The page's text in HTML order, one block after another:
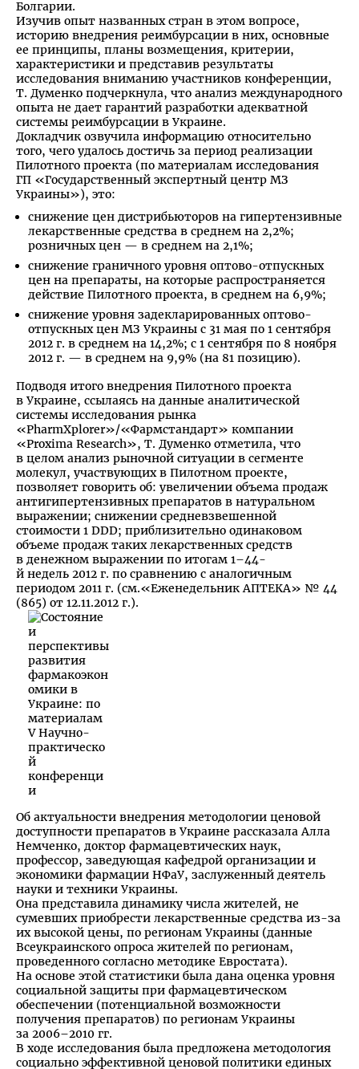
Болгарии.
Изучив опыт названных стран в этом вопросе,
историю внедрения реимбурсации в них, основные
ее принципы, планы возмещения, критерии,
характеристики и представив результаты
исследования вниманию участников конференции,
Т. Думенко подчеркнула, что анализ международного
опыта не дает гарантий разработки адекватной
системы реимбурсации в Украине.
Докладчик озвучила информацию относительно
того, чего удалось достичь за период реализации
Пилотного проекта (по материалам исследования
ГП «Государственный экспертный центр МЗ
Украины»), это:
снижение цен дистрибьюторов на гипертензивные
лекарственные средства в среднем на 2,2%;
розничных цен — в среднем на 2,1%;
снижение граничного уровня оптово-отпускных
цен на препараты, на которые распространяется
действие Пилотного проекта, в среднем на 6,9%;
снижение уровня задекларированных оптово-
отпускных цен МЗ Украины с 31 мая по 1 сентября
2012 г. в среднем на 14,2%; с 1 сентября по 8 ноября
2012 г. — в среднем на 9,9% (на 81 позицию).
Подводя итого внедрения Пилотного проекта
в Украине, ссылаясь на данные аналитической
системы исследования рынка
«PharmXplorer»/«Фармстандарт» компании
«Proxima Research», Т. Думенко отметила, что
в целом анализ рыночной ситуации в сегменте
молекул, участвующих в Пилотном проекте,
позволяет говорить об: увеличении объема продаж
антигипертензивных препаратов в натуральном
выражении; снижении средневзвешенной
стоимости 1 DDD; приблизительно одинаковом
объеме продаж таких лекарственных средств
в денежном выражении по итогам 1–44-
й недель 2012 г. по сравнению с аналогичным
периодом 2011 г. (см.«Еженедельник АПТЕКА» № 44
(865) от 12.11.2012 г.).
Об актуальности внедрения методологии ценовой
доступности препаратов в Украине рассказала Алла
Немченко, доктор фармацевтических наук,
профессор, заведующая кафедрой организации и
экономики фармации НФаУ, заслуженный деятель
науки и техники Украины.
Она представила динамику числа жителей, не
сумевших приобрести лекарственные средства из-за
их высокой цены, по регионам Украины (данные
Всеукраинского опроса жителей по регионам,
проведенного согласно методике Евростата).
На основе этой статистики была дана оценка уровня
социальной защиты при фармацевтическом
обеспечении (потенциальной возможности
получения препаратов) по регионам Украины
за 2006–2010 гг.
В ходе исследования была предложена методология
социально эффективной ценовой политики единых